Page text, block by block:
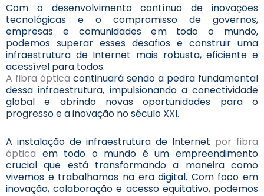
Com o desenvolvimento contínuo de inovações
tecnológicas e o compromisso de governos,
empresas e comunidades em todo o mundo,
podemos superar esses desafios e construir uma
infraestrutura de Internet mais robusta, eficiente e
acessível para todos.
A fibra óptica continuará sendo a pedra fundamental
dessa infraestrutura, impulsionando a conectividade
global e abrindo novas oportunidades para o
progresso e a inovação no século XXI.
A instalação de infraestrutura de Internet por fibra
óptica em todo o mundo é um empreendimento
crucial que está transformando a maneira como
vivemos e trabalhamos na era digital. Com foco em
inovação, colaboração e acesso equitativo, podemos